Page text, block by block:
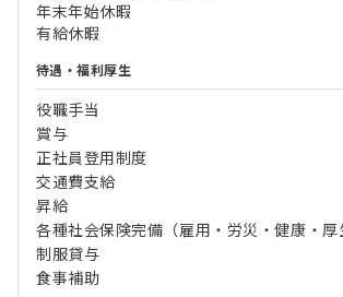
年末年始休暇
有給休暇
待遇・福利厚生
役職手当
賞与
正社員登用制度
交通費支給
昇給
各種社会保険完備（雇用・労災・健康・厚
制服貸与
食事補助